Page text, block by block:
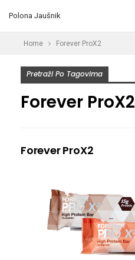
Polona Jaušnik
Home Forever ProX2
Pretraži Po Tagovima
Forever ProX2
Forever ProX2